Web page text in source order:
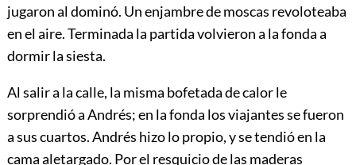
jugaron al dominó. Un enjambre de moscas revoloteaba
en el aire. Terminada la partida volvieron a la fonda a
dormir la siesta.
Al salir a la calle, la misma bofetada de calor le
sorprendió a Andrés; en la fonda los viajantes se fueron
a sus cuartos. Andrés hizo lo propio, y se tendió en la
cama aletargado. Por el resquicio de las maderas